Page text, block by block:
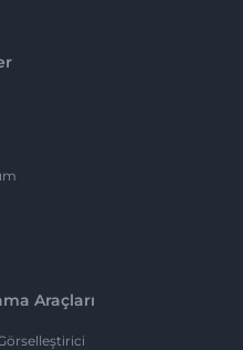
Araçları